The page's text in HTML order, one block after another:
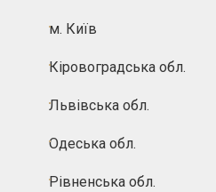
м. Київ
Кіровоградська обл.
Львівська обл.
Одеська обл.
Рівненська обл.